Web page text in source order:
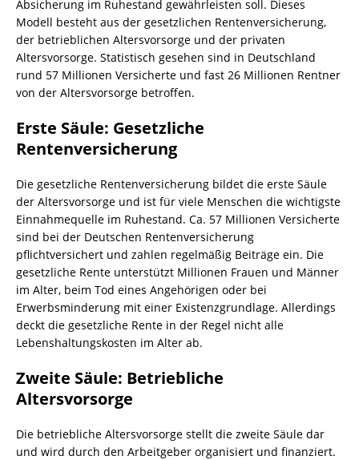
Absicherung im Ruhestand gewährleisten soll. Dieses
Modell besteht aus der gesetzlichen Rentenversicherung,
der betrieblichen Altersvorsorge und der privaten
Altersvorsorge. Statistisch gesehen sind in Deutschland
rund 57 Millionen Versicherte und fast 26 Millionen Rentner
von der Altersvorsorge betroffen.
Erste Säule: Gesetzliche
Rentenversicherung
Die gesetzliche Rentenversicherung bildet die erste Säule
der Altersvorsorge und ist für viele Menschen die wichtigste
Einnahmequelle im Ruhestand. Ca. 57 Millionen Versicherte
sind bei der Deutschen Rentenversicherung
pflichtversichert und zahlen regelmäßig Beiträge ein. Die
gesetzliche Rente unterstützt Millionen Frauen und Männer
im Alter, beim Tod eines Angehörigen oder bei
Erwerbsminderung mit einer Existenzgrundlage. Allerdings
deckt die gesetzliche Rente in der Regel nicht alle
Lebenshaltungskosten im Alter ab.
Zweite Säule: Betriebliche
Altersvorsorge
Die betriebliche Altersvorsorge stellt die zweite Säule dar
und wird durch den Arbeitgeber organisiert und finanziert.